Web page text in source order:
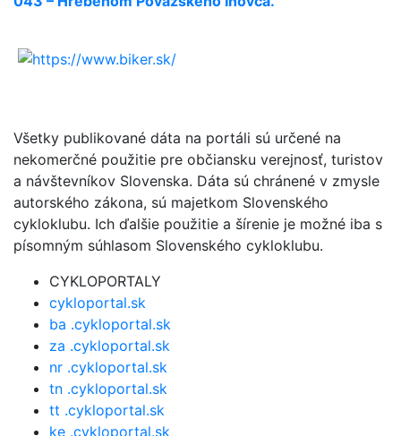
Všetky publikované dáta na portáli sú určené na
nekomerčné použitie pre občiansku verejnosť, turistov
a návštevníkov Slovenska. Dáta sú chránené v zmysle
autorského zákona, sú majetkom Slovenského
cykloklubu. Ich ďalšie použitie a šírenie je možné iba s
písomným súhlasom Slovenského cykloklubu.
CYKLOPORTALY
cykloportal.sk
ba .cykloportal.sk
za .cykloportal.sk
nr .cykloportal.sk
tn .cykloportal.sk
tt .cykloportal.sk
ke .cykloportal.sk